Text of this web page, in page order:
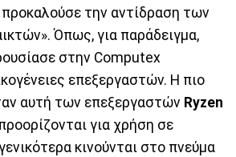
την αντίδραση των
Όπως, για παράδειγμα,
στην Computex
επεξεργαστών. Η πιο
αυτή των επεξεργαστών Ryzen
για χρήση σε
κινούνται στο πνεύμα